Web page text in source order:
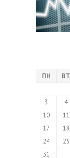
ПН ВТ
3
4
10
11
17
18
24
25
31